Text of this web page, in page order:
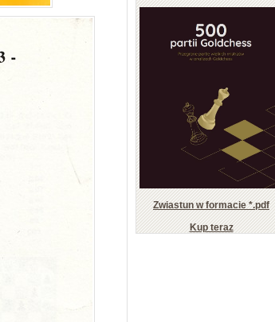
Zwiastun w formacie *.pdf
Kup teraz